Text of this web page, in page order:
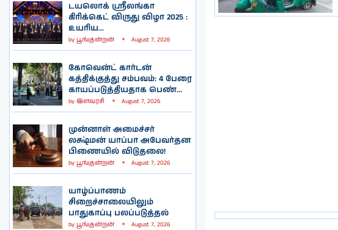
டயலொக் ஸ்ரீலங்கா
கிரிக்கெட் விருது விழா 2025 :
உயரிய...
by பூங்குன்றன் August 7, 2026
கோவென்ட் கார்டன்
கத்திக்குத்து சம்பவம்: 4 பேரை
காயப்படுத்தியதாக பெண்...
by இளவரசி August 7, 2026
முன்னாள் அமைச்சர்
லக்ஷ்மன் யாப்பா அபேவர்தன
பிணையில் விடுதலை!
by பூங்குன்றன் August 7, 2026
யாழ்ப்பாணம்
சிறைச்சாலையிலும்
பாதுகாப்பு பலப்படுத்தல்
by பூங்குன்றன் August 7, 2026